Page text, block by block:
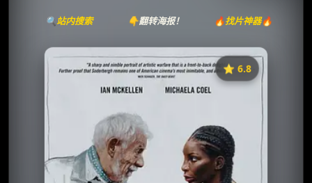
🔍站内搜索 👇翻转海报！ 🔥找片神器🔥
⭐️ 6.8
《The Christophers》
夸克网盘
百度网盘